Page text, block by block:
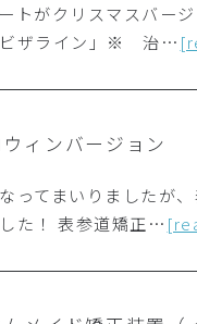
トがクリスマスバー
ビザライン」※ 治…
ィンバージョン
ってまいりましたが
た！ 表参道矯正…